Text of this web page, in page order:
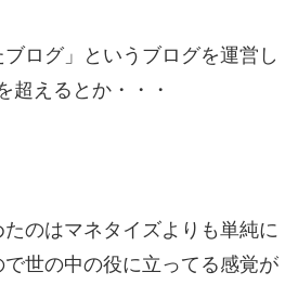
ログ」というブログを運営し
超えるとか・・・
のはマネタイズよりも単純に
世の中の役に立ってる感覚が